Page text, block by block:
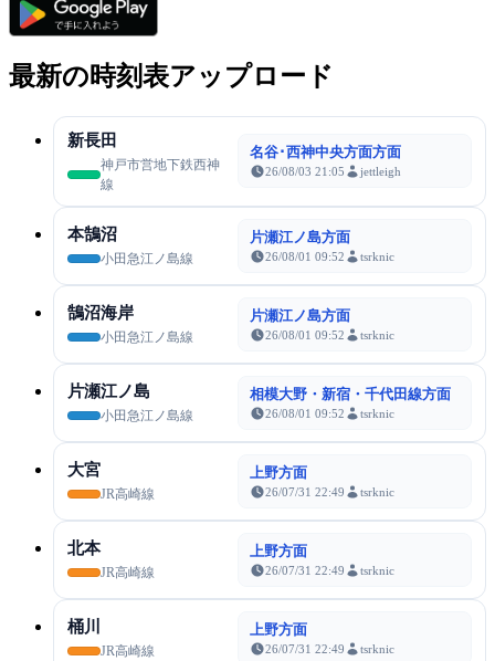
最新の時刻表アップロード
新長田
神戸市営地下鉄西神
線
名谷･西神中央方面方面
26/08/03 21:05 jettleigh
本鵠沼
小田急江ノ島線
片瀬江ノ島方面
26/08/01 09:52 tsrknic
鵠沼海岸
小田急江ノ島線
片瀬江ノ島方面
26/08/01 09:52 tsrknic
片瀬江ノ島
小田急江ノ島線
相模大野・新宿・千代田線方面
26/08/01 09:52 tsrknic
大宮
JR高崎線
上野方面
26/07/31 22:49 tsrknic
北本
JR高崎線
上野方面
26/07/31 22:49 tsrknic
桶川
JR高崎線
上野方面
26/07/31 22:49 tsrknic